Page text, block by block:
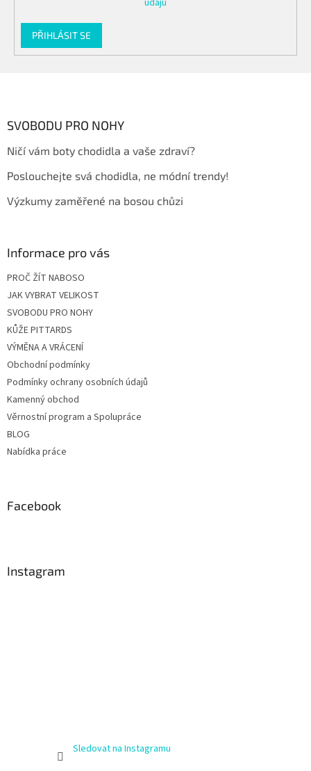
PŘIHLÁSIT SE
SVOBODU PRO NOHY
Ničí vám boty chodidla a vaše zdraví?
Poslouchejte svá chodidla, ne módní trendy!
Výzkumy zaměřené na bosou chůzi
Informace pro vás
PROČ ŽÍT NABOSO
JAK VYBRAT VELIKOST
SVOBODU PRO NOHY
KŮŽE PITTARDS
VÝMĚNA A VRÁCENÍ
Obchodní podmínky
Podmínky ochrany osobních údajů
Kamenný obchod
Věrnostní program a Spolupráce
BLOG
Nabídka práce
Facebook
Instagram
Sledovat na Instagramu